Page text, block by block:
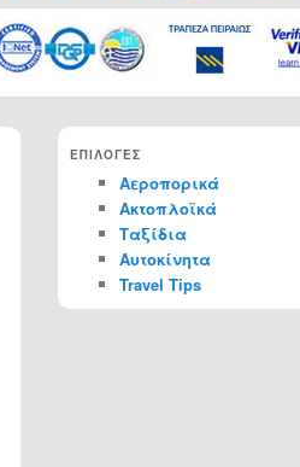
ΕΠΙΛΟΓΕΣ
Αεροπορικά
Ακτοπλοϊκά
Ταξίδια
Αυτοκίνητα
Travel Tips